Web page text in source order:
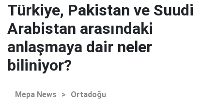
Türkiye, Pakistan ve Suudi
Arabistan arasındaki
anlaşmaya dair neler
biliniyor?
Mepa News > Ortadoğu